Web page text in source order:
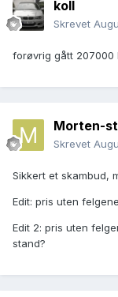
koll
Skrevet
forøvrig gått 207000
Morten-st
Skrevet
Sikkert et skambud,
Edit: pris uten
Edit 2: pris uten
stand?